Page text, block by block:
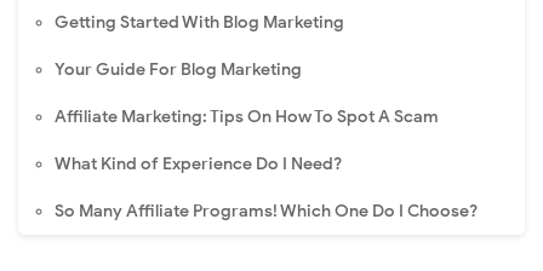
Getting Started With Blog Marketing
Your Guide For Blog Marketing
Affiliate Marketing: Tips On How To Spot A Scam
What Kind of Experience Do I Need?
So Many Affiliate Programs! Which One Do I Choose?